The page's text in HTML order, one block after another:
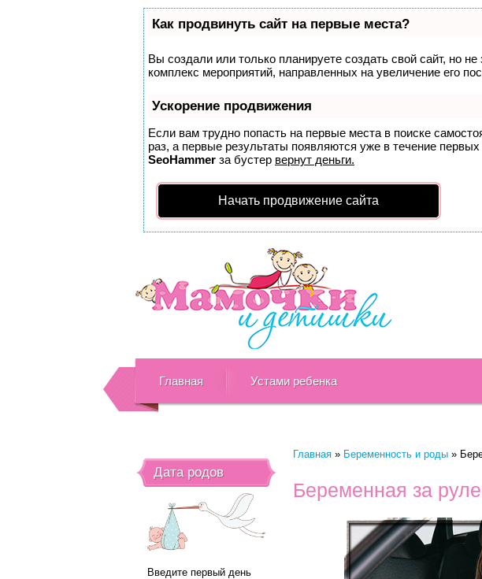
Как продвинуть сайт на первые места?
Вы создали или только планируете создать свой сайт, но
комплекс мероприятий, направленных на увеличение его
Ускорение продвижения
Если вам трудно попасть на первые места в поиске
раз, а первые результаты появляются уже в течение
SeoHammer за бустер вернут деньги.
Начать продвижение сайта
Главная Устами ребенка
Главная » Беременность и роды »
Беременная за
Дата родов
Введите первый день